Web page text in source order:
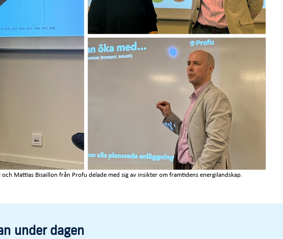
och Mattias Bisaillon från Profu delade med sig av insikter om framtidens energilandskap.
under dagen